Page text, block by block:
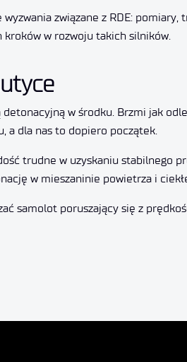
związane z RDE: pomiary,
kroków w rozwoju takich silników.
w środku. Brzmi jak
a dla nas to dopiero początek.
trudne w uzyskaniu stabilnego
w mieszaninie powietrza i
samolot poruszający się z